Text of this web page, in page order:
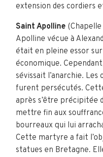
extension des cordiers
Saint Apolline
Apolline vécue à
était en pleine essor
économique.
sévissait l’anarchie.
furent persécutés.
après s’être précipitée
mettre fin aux
bourreaux qui lui
Cette martyre a fait
statues en Bretagne.